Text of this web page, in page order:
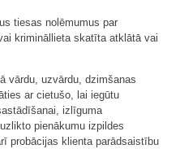
tiesas nolēmumus par
krimināllieta skatīta atklātā vai
vārdu, uzvārdu, dzimšanas
ar cietušo, lai iegūtu
izlīguma
pienākumu izpildes
probācijas klienta parādsaistību